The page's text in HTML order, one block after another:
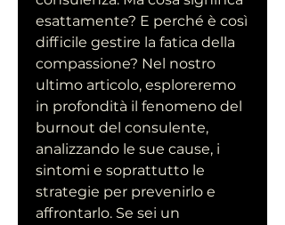
esattamente? E perché è così
difficile gestire la fatica della
compassione? Nel nostro
ultimo articolo, esploreremo
in profondità il fenomeno del
burnout del consulente,
analizzando le sue cause, i
sintomi e soprattutto le
strategie per prevenirlo e
affrontarlo. Se sei un